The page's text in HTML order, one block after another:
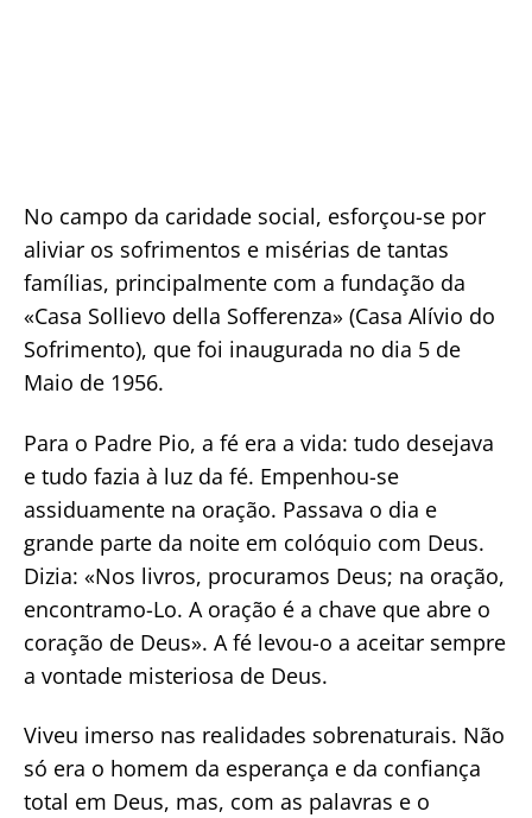
No campo da caridade social, esforçou-se por
aliviar os sofrimentos e misérias de tantas
famílias, principalmente com a fundação da
«Casa Sollievo della Sofferenza» (Casa Alívio do
Sofrimento), que foi inaugurada no dia 5 de
Maio de 1956.
Para o Padre Pio, a fé era a vida: tudo desejava
e tudo fazia à luz da fé. Empenhou-se
assiduamente na oração. Passava o dia e
grande parte da noite em colóquio com Deus.
Dizia: «Nos livros, procuramos Deus; na oração,
encontramo-Lo. A oração é a chave que abre o
coração de Deus». A fé levou-o a aceitar sempre
a vontade misteriosa de Deus.
Viveu imerso nas realidades sobrenaturais. Não
só era o homem da esperança e da confiança
total em Deus, mas, com as palavras e o